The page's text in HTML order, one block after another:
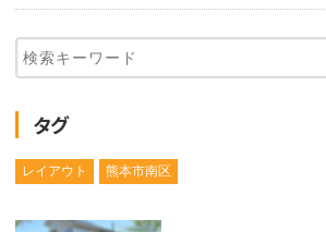
タグ
レイアウト 熊本市南区